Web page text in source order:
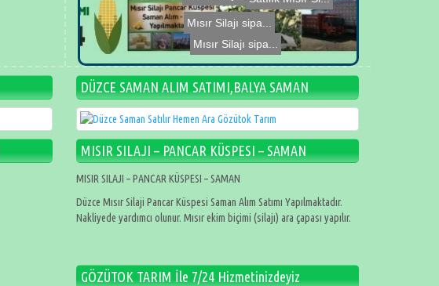
Mısır Silajı sipa...Mısır Silajı sipa...
Mısır Silajı sipa...
Mısır Silajı sipa...
DÜZCE SAMAN ALIM SATIMI,BALYA SAMAN
MISIR SILAJI – PANCAR KÜSPESI – SAMAN
MISIR SILAJI – PANCAR KÜSPESI – SAMAN
Düzce Mısır Silaji Pancar Küspesi Saman Alım Satımı Yapılmaktadır.
Nakliyede yardımcı olunur. Mısır ekim biçimi (silajı) ara çapası yapılır.
GÖZÜTOK TARIM İle 7/24 Hizmetinizdeyiz